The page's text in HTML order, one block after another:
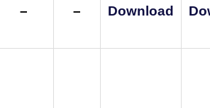
– – Download